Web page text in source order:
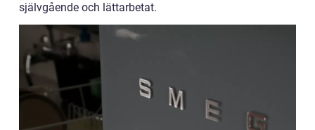
självgående och lättarbetat.